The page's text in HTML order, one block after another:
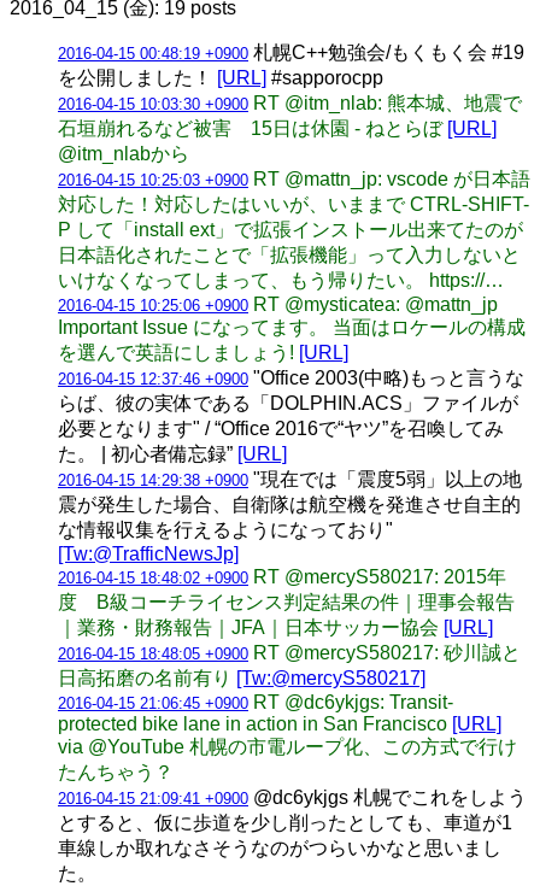
2016_04_15 (金): 19 posts
2016-04-15 00:48:19 +0900 札幌C++勉強会/もくもく会 #19
を公開しました！
[URL] #sapporocpp
2016-04-15 10:03:30 +0900 RT @itm_nlab: 熊本城、地震で
石垣崩れるなど被害 15日は休園 - ねとらぼ [URL]
@itm_nlabから
2016-04-15 10:25:03 +0900 RT @mattn_jp: vscode が日本語
対応した！対応したはいいが、いままで CTRL-SHIFT-
P して「install ext」で拡張インストール出来てたのが
日本語化されたことで「拡張機能」って入力しないと
いけなくなってしまって、もう帰りたい。 https://…
2016-04-15 10:25:06 +0900 RT @mysticatea: @mattn_jp
Important Issue になってます。 当面はロケールの構成
を選んで英語にしましょう! [URL]
2016-04-15 12:37:46 +0900 "Office 2003(中略)もっと言うな
らば、彼の実体である「DOLPHIN.ACS」ファイルが
必要となります" / “Office 2016で“ヤツ”を召喚してみ
た。 | 初心者備忘録” [URL]
2016-04-15 14:29:38 +0900 "現在では「震度5弱」以上の地
震が発生した場合、自衛隊は航空機を発進させ自主的
な情報収集を行えるようになっており"
[Tw:@TrafficNewsJp]
2016-04-15 18:48:02 +0900 RT @mercyS580217: 2015年
度 B級コーチライセンス判定結果の件｜理事会報告
｜業務・財務報告｜JFA｜日本サッカー協会 [URL]
2016-04-15 18:48:05 +0900 RT @mercyS580217: 砂川誠と
日高拓磨の名前有り [Tw:@mercyS580217]
2016-04-15 21:06:45 +0900 RT @dc6ykjgs: Transit-
protected bike lane in action in San Francisco [URL]
via @YouTube 札幌の市電ループ化、この方式で行け
たんちゃう？
2016-04-15 21:09:41 +0900 @dc6ykjgs 札幌でこれをしよう
とすると、仮に歩道を少し削ったとしても、車道が1
車線しか取れなさそうなのがつらいかなと思いまし
た。